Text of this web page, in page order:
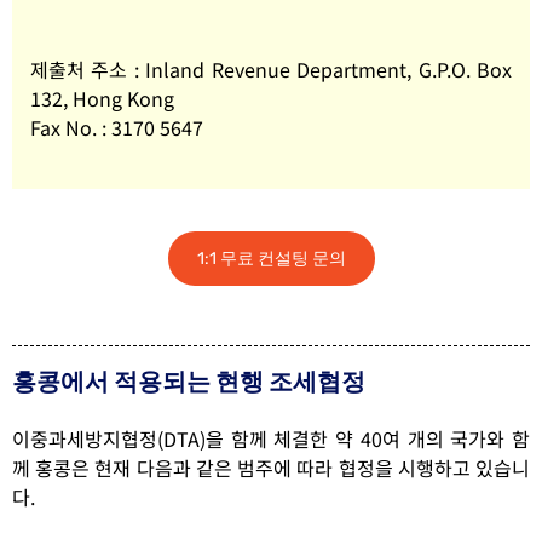
제출처 주소 : Inland Revenue Department, G.P.O. Box
132, Hong Kong
Fax No. : 3170 5647
1:1 무료 컨설팅 문의
홍콩에서 적용되는 현행 조세협정
이중과세방지협정(DTA)을 함께 체결한 약 40여 개의 국가와 함
께 홍콩은 현재 다음과 같은 범주에 따라 협정을 시행하고 있습니
다.